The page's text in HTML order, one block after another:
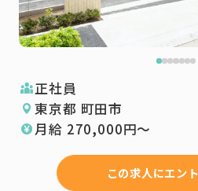
正社員
東京都 町田市
月給 270,000円〜
この求人にエン